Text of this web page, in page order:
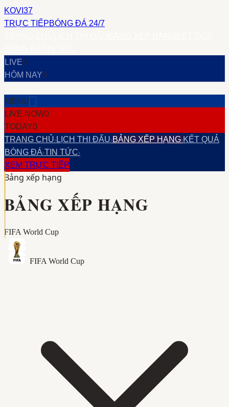
KOVI37
TRỰC TIẾPBÓNG ĐÁ 24/7
LIVE0
HÔM NAY0
MENU
LIVE NOW0
TODAY0
TRANG CHỦ› LỊCH THI ĐẤU›BẢNG XẾP HẠNG›KẾT QUẢ
BÓNG ĐÁ›TIN TỨC›
XEM TRỰC TIẾP
Bảng xếp hạng
BẢNG XẾP HẠNG
FIFA World Cup
FIFA World Cup